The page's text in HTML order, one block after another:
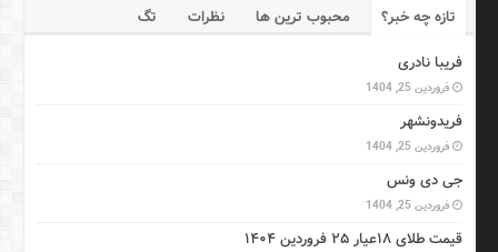
تازه چه خبر؟ محبوب ترین ها نظرات
تگ
فریبا نادری
فروردین 25, 1404
فریدونشهر
فروردین 25, 1404
جی دی ونس
فروردین 25, 1404
قیمت طلای ۱۸عیار ۲۵ فروردین ۱۴۰۴